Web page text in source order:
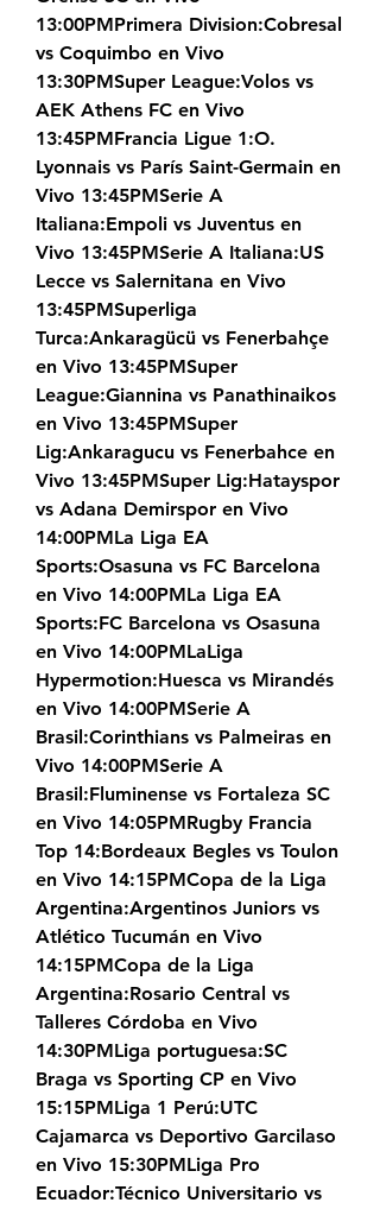
13:00PMPrimera Division:Cobresal
vs Coquimbo en Vivo
13:30PMSuper League:Volos vs
AEK Athens FC en Vivo
13:45PMFrancia Ligue 1:O.
Lyonnais vs París Saint-Germain en
Vivo 13:45PMSerie A
Italiana:Empoli vs Juventus en
Vivo 13:45PMSerie A Italiana:US
Lecce vs Salernitana en Vivo
13:45PMSuperliga
Turca:Ankaragücü vs Fenerbahçe
en Vivo 13:45PMSuper
League:Giannina vs Panathinaikos
en Vivo 13:45PMSuper
Lig:Ankaragucu vs Fenerbahce en
Vivo 13:45PMSuper Lig:Hatayspor
vs Adana Demirspor en Vivo
14:00PMLa Liga EA
Sports:Osasuna vs FC Barcelona
en Vivo 14:00PMLa Liga EA
Sports:FC Barcelona vs Osasuna
en Vivo 14:00PMLaLiga
Hypermotion:Huesca vs Mirandés
en Vivo 14:00PMSerie A
Brasil:Corinthians vs Palmeiras en
Vivo 14:00PMSerie A
Brasil:Fluminense vs Fortaleza SC
en Vivo 14:05PMRugby Francia
Top 14:Bordeaux Begles vs Toulon
en Vivo 14:15PMCopa de la Liga
Argentina:Argentinos Juniors vs
Atlético Tucumán en Vivo
14:15PMCopa de la Liga
Argentina:Rosario Central vs
Talleres Córdoba en Vivo
14:30PMLiga portuguesa:SC
Braga vs Sporting CP en Vivo
15:15PMLiga 1 Perú:UTC
Cajamarca vs Deportivo Garcilaso
en Vivo 15:30PMLiga Pro
Ecuador:Técnico Universitario vs